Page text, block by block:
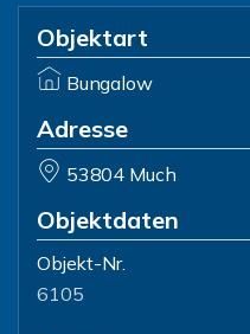
Objektart
Bungalow
Adresse
53804 Much
Objektdaten
Objekt-Nr.
6105